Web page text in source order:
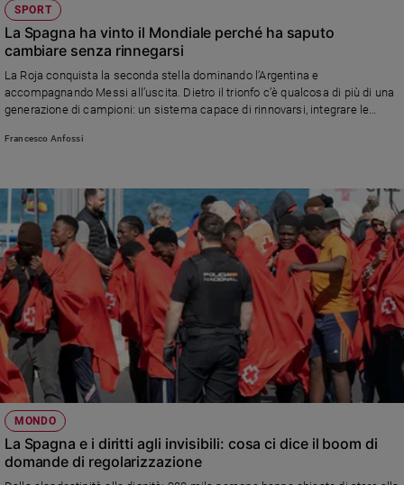
Podcast
Privacy
Policy
Contatti
Pubblicità
Registrati
Redazione
Social
SPORT
La Spagna ha vinto il Mondiale perché ha saputo
cambiare senza rinnegarsi
La Roja conquista la seconda stella dominando l’Argentina e
accompagnando Messi all’uscita. Dietro il trionfo c’è qualcosa di più di una
generazione di campioni: un sistema capace di rinnovarsi, integrare le
Francesco Anfossi
MONDO
La Spagna e i diritti agli invisibili: cosa ci dice il boom di
domande di regolarizzazione